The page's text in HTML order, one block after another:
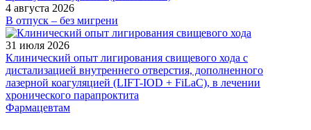
4 августа 2026
В отпуск – без мигрени
31 июля 2026
Клинический опыт лигирования свищевого хода с
дистализацией внутреннего отверстия, дополненного
лазерной коагуляцией (LIFT-IOD + FiLaC), в лечении
хронического парапроктита
Фармацевтам